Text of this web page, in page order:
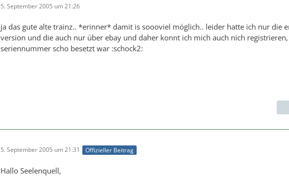
5. September 2005 um 21:26
ja das gute alte trainz.. *erinner* damit is soooviel möglich.. leider hatte ich nur die
version und die auch nur über ebay und daher konnt ich mich auch nich
seriennummer scho besetzt war :schock2:
5. September 2005 um 21:31 Offizieller Beitrag
Hallo Seelenquell,